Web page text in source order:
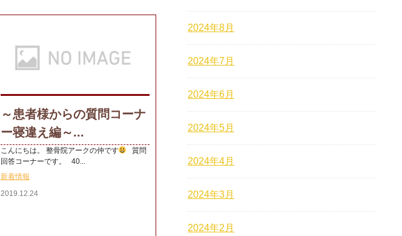
～患者様からの質問コーナ
ー寝違え編～...
こんにちは。 整骨院アークの仲です
質問
回答コーナーです。 40...
新着情報
2019.12.24
2024年8月
2024年7月
2024年6月
2024年5月
2024年4月
2024年3月
2024年2月